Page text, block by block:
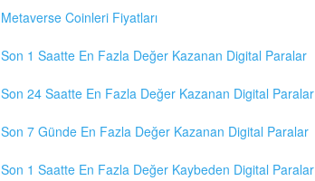
Metaverse Coinleri Fiyatları
Son 1 Saatte En Fazla Değer Kazanan Digital Paralar
Son 24 Saatte En Fazla Değer Kazanan Digital Paralar
Son 7 Günde En Fazla Değer Kazanan Digital Paralar
Son 1 Saatte En Fazla Değer Kaybeden Digital Paralar